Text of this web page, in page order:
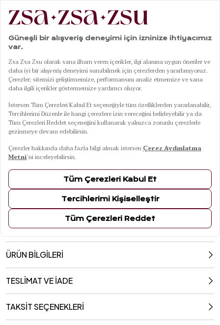
Anasayfa|Mobilya|Sandalye|Sumatra Beyaz Sandalye
Sumatra Beyaz Sandalye
10 Ağustos Pazartesi Kargoda
Renkler BEYAZ
Ölçüler
ÜRÜN BİLGİLERİ
TESLİMAT VE İADE
TAKSİT SEÇENEKLERİ